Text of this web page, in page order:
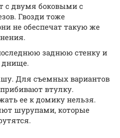
с двумя боковыми с
Гвозди тоже
не обеспечат такую же
заднюю стенку и
днище.
Для съемных вариантов
втулку.
ее к домику нельзя.
шурупами, которые